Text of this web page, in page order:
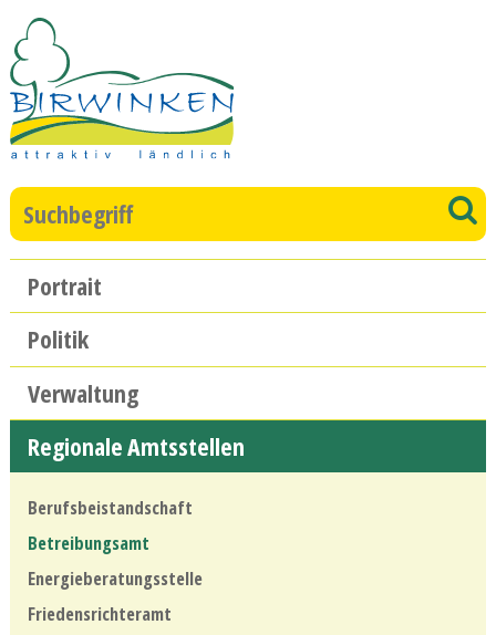
Suchbegriff
Hauptnavigation
Portrait
Politik
Verwaltung
Regionale Amtsstellen
Berufsbeistandschaft
Betreibungsamt
Energieberatungsstelle
Friedensrichteramt